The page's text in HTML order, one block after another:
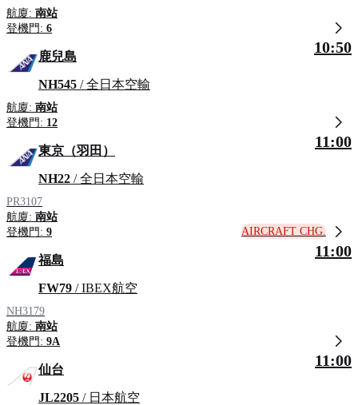
航廈: 南站
登機門: 6
鹿兒島
NH545 / 全日本空輸
航廈: 南站
登機門: 12
10:50
東京（羽田）
NH22 / 全日本空輸
PR3107
航廈: 南站
登機門: 9
11:00
AIRCRAFT CHG.
福島
FW79 / IBEX航空
NH3179
航廈: 南站
登機門: 9A
11:00
仙台
JL2205 / 日本航空
11:00